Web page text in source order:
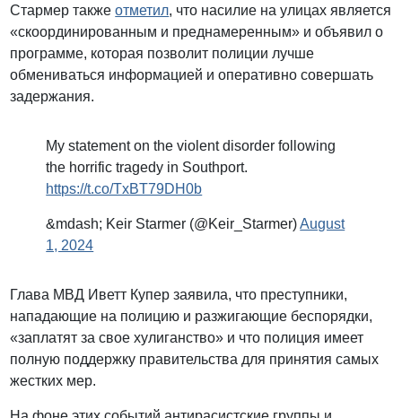
Стармер такжеотметил, что насилие на улицах является
«скоординированным и преднамеренным» и объявил о
программе, которая позволит полиции лучше
обмениваться информацией и оперативно совершать
задержания.
My statement on the violent disorder following
the horrific tragedy in Southport.
https://t.co/TxBT79DH0b
&mdash; Keir Starmer (@Keir_Starmer)August
1, 2024
Глава МВД Иветт Купер заявила, что преступники,
нападающие на полицию и разжигающие беспорядки,
«заплатят за свое хулиганство» и что полиция имеет
полную поддержку правительства для принятия самых
жестких мер.